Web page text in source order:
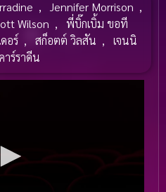
, Jennifer Morrison ,
Wilson ,
พี่บิ๊กเบิ้ม ขอที
อร์ , สก็อตต์ วิลสัน ,
เจนนิ
าร์ราดีน